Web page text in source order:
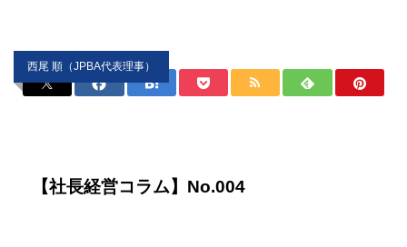
西尾 順（JPBA代表理事）
【社長経営コラム】No.004